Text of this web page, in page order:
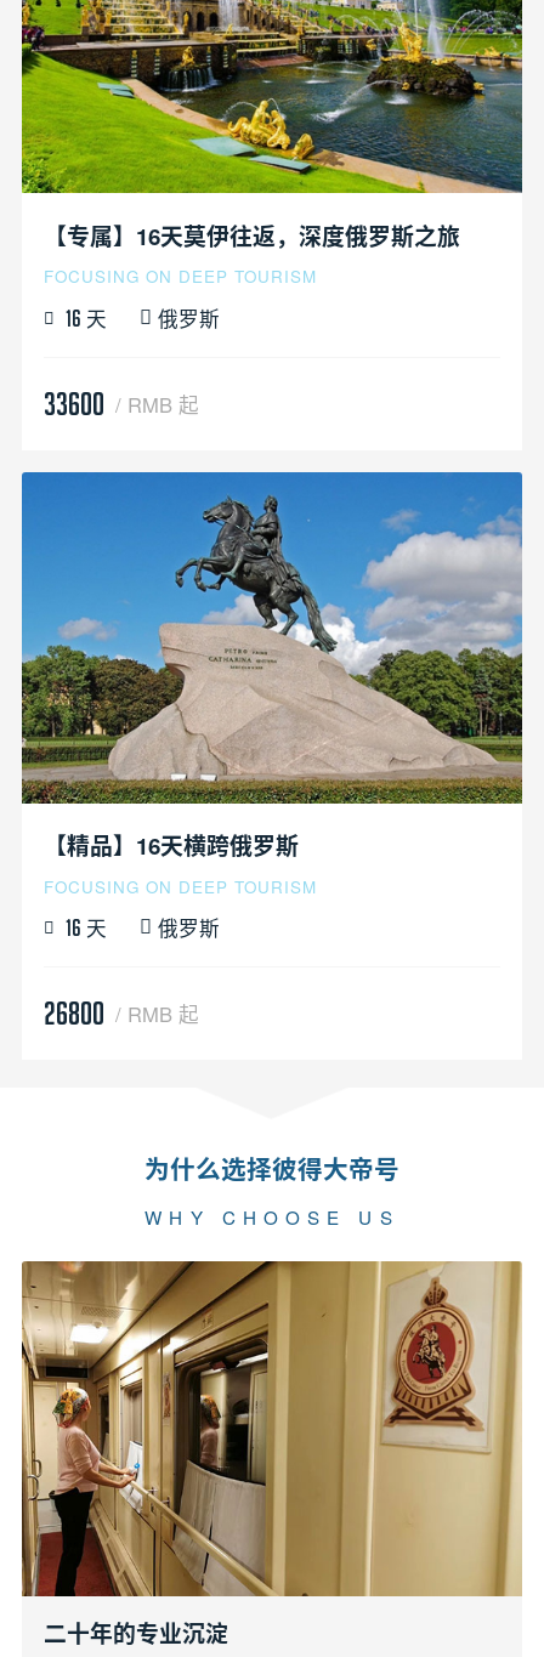
【专属】16天莫伊往返，深度俄罗斯之旅
FOCUSING ON DEEP TOURISM
16 天 俄罗斯
33600 / RMB 起
【精品】16天横跨俄罗斯
FOCUSING ON DEEP TOURISM
16 天 俄罗斯
26800 / RMB 起
为什么选择彼得大帝号
WHY CHOOSE US
二十年的专业沉淀